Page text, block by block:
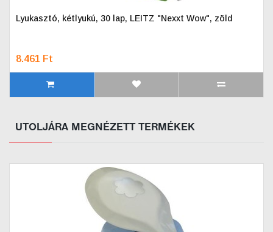
Lyukasztó, kétlyukú, 30 lap, LEITZ "Nexxt Wow", zöld
8.461 Ft
UTOLJÁRA MEGNÉZETT TERMÉKEK